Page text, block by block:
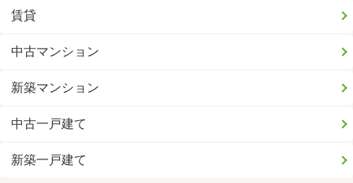
賃貸
中古マンション
新築マンション
中古一戸建て
新築一戸建て